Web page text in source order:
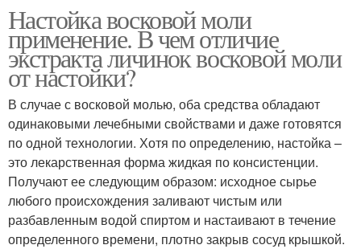
Настойка восковой моли
применение. В чем отличие
экстракта личинок восковой моли
от настойки?
В случае с восковой молью, оба средства обладают
одинаковыми лечебными свойствами и даже готовятся
по одной технологии. Хотя по определению, настойка –
это лекарственная форма жидкая по консистенции.
Получают ее следующим образом: исходное сырье
любого происхождения заливают чистым или
разбавленным водой спиртом и настаивают в течение
определенного времени, плотно закрыв сосуд крышкой.